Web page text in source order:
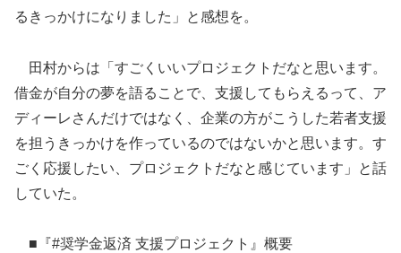
るきっかけになりました」と感想を。
田村からは「すごくいいプロジェクトだなと思います。
借金が自分の夢を語ることで、支援してもらえるって、ア
ディーレさんだけではなく、企業の方がこうした若者支援
を担うきっかけを作っているのではないかと思います。す
ごく応援したい、プロジェクトだなと感じています」と話
していた。
■『#奨学金返済 支援プロジェクト』概要